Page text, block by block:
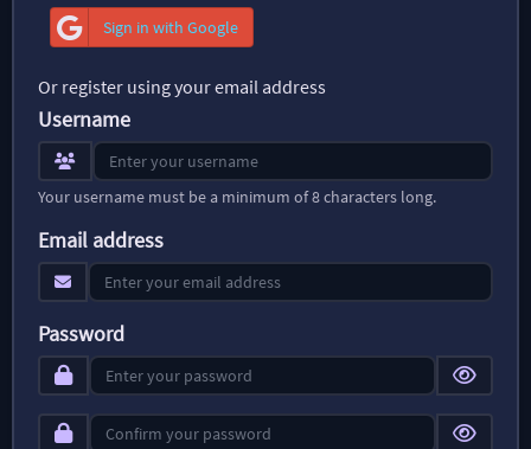
Sign in with Google
Or register using your email address
Username
Your username must be a minimum of 8 characters long.
Email address
Password